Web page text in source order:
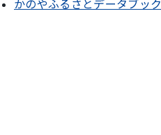
かのやふるさとデータブック